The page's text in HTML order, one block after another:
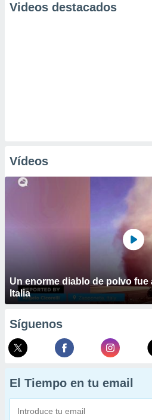
Videos destacados
Vídeos
Un enorme diablo de polvo
Italia
Síguenos
El Tiempo en tu email